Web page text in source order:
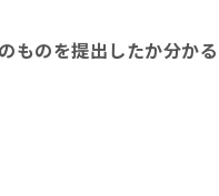
ものを提出したか分かる